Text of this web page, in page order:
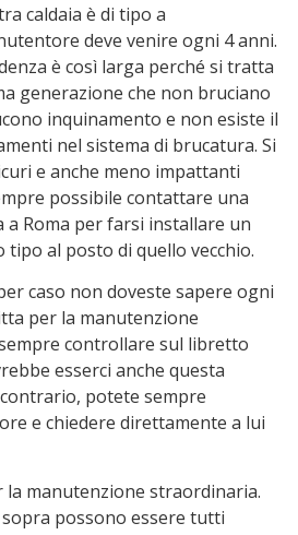
caldaia è di tipo a
deve venire ogni 4 anni.
è così larga perché si tratta
generazione che non bruciano
inquinamento e non esiste il
nel sistema di brucatura. Si
e anche meno impattanti
possibile contattare una
Roma per farsi installare un
tipo al posto di quello vecchio.
caso non doveste sapere ogni
per la manutenzione
controllare sul libretto
esserci anche questa
potete sempre
e chiedere direttamente a lui
la manutenzione straordinaria.
possono essere tutti